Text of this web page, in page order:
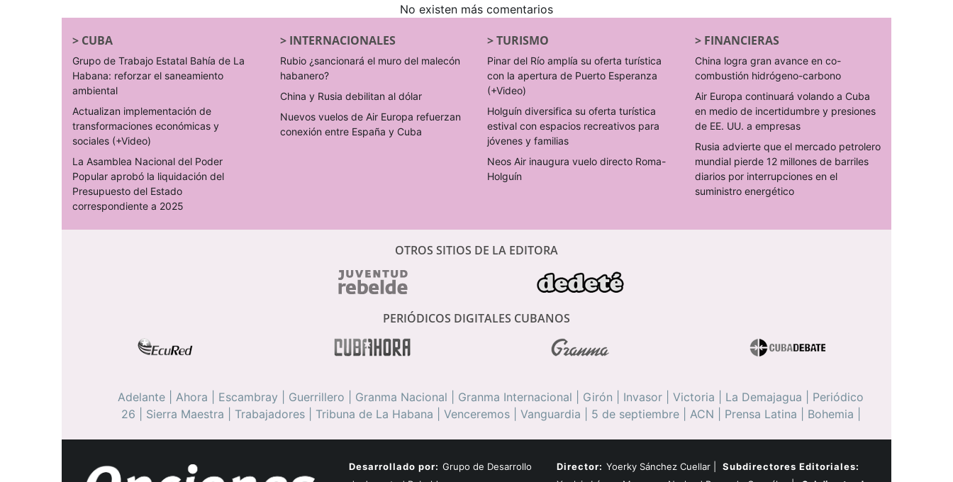
No existen más comentarios
> CUBA
Grupo de Trabajo Estatal Bahía de La
Habana: reforzar el saneamiento
ambiental
Actualizan implementación de
transformaciones económicas y
sociales (+Video)
La Asamblea Nacional del Poder
Popular aprobó la liquidación del
Presupuesto del Estado
correspondiente a 2025
> INTERNACIONALES
Rubio ¿sancionará el muro del malecón
habanero?
China y Rusia debilitan al dólar
Nuevos vuelos de Air Europa refuerzan
conexión entre España y Cuba
>TURISMO
Pinar del Río amplía su oferta turística
con la apertura de Puerto Esperanza
(+Video)
Holguín diversifica su oferta turística
estival con espacios recreativos para
jóvenes y familias
Neos Air inaugura vuelo directo Roma-
Holguín
> FINANCIERAS
China logra gran avance en co-
combustión hidrógeno-carbono
Air Europa continuará volando a Cuba
en medio de incertidumbre y presiones
de EE. UU. a empresas
Rusia advierte que el mercado petrolero
mundial pierde 12 millones de barriles
diarios por interrupciones en el
suministro energético
OTROS SITIOS DE LA EDITORA
PERIÓDICOS DIGITALES CUBANOS
Adelante Ahora Escambray Guerrillero Granma Nacional Granma Internacional Girón Invasor Victoria La Demajagua
Periódico
26
Sierra Maestra Trabajadores| Tribuna de La Habana Venceremos| Vanguardia 5 de septiembre| ACN Prensa Latina Bohemia
Desarrollado por: Grupo de Desarrollo
Director: Yoerky Sánchez Cuellar |
Subdirectores Editoriales: